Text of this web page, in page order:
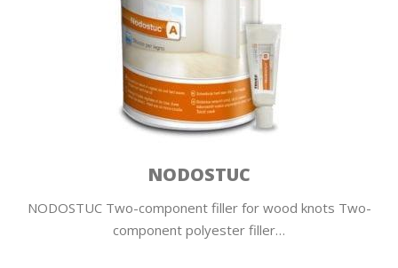
NODOSTUC
NODOSTUC Two-component filler for wood knots Two-
component polyester fi­ller…